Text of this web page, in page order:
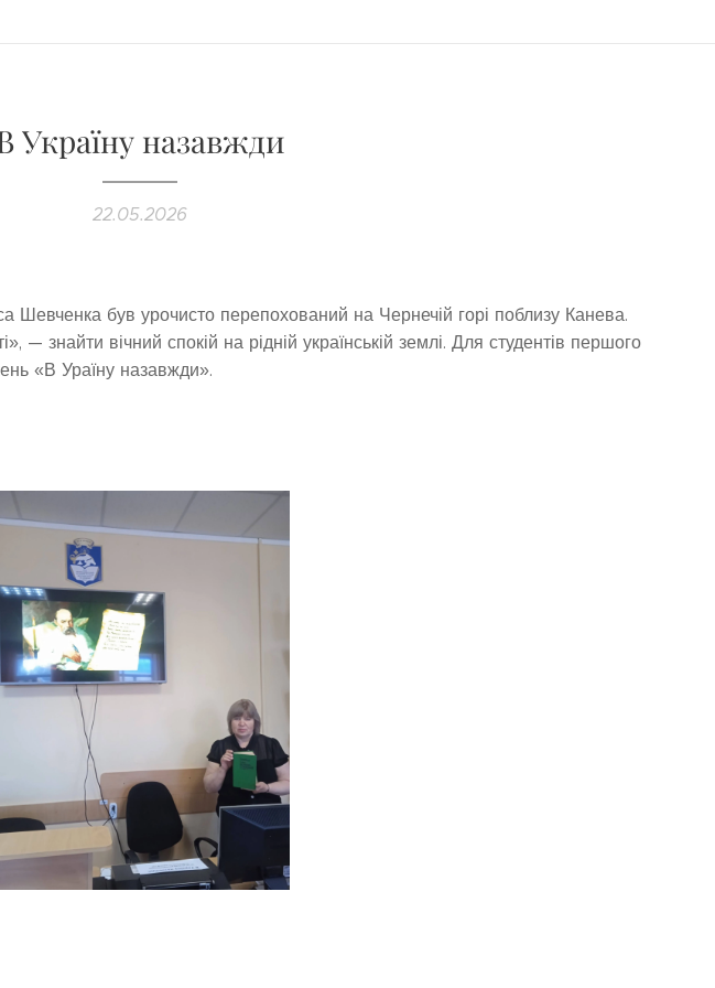
Україну назавжди
22.05.2026
Шевченка був урочисто перепохований на Чернечій горі поблизу Канева.
— знайти вічний спокій на рідній українській землі. Для студентів першого
«В Ураїну назавжди».